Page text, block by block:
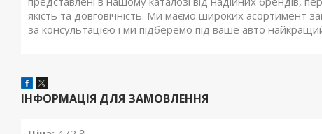
якість та довговічність. Ми маємо широких асортимент
за консультацією і ми підберемо під ваше авто найкращий
ІНФОРМАЦІЯ ДЛЯ ЗАМОВЛЕННЯ